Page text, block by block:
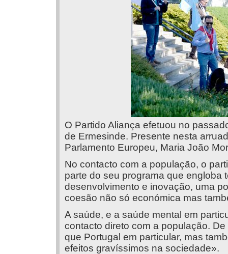
O Partido Aliança efetuou no
de Ermesinde. Presente nesta
Parlamento Europeu, Maria João
No contacto com a população, o
parte do seu programa que engloba
desenvolvimento e inovação, uma
coesão não só económica mas
A saúde, e a saúde mental em
contacto direto com a população.
que Portugal em particular, mas
efeitos gravíssimos na sociedade».